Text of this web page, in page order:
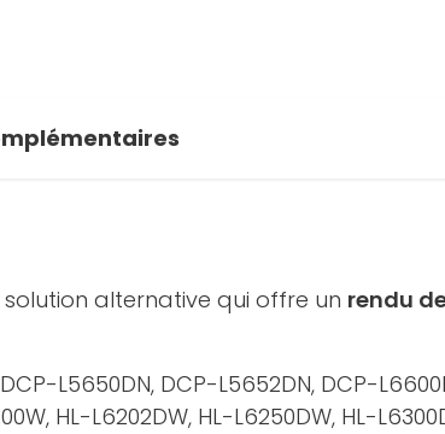
solution alternative qui offre un rendu
L5650DN, DCP-L5652DN, DCP-
HL-L6202DW, HL-L6250DW, HL-